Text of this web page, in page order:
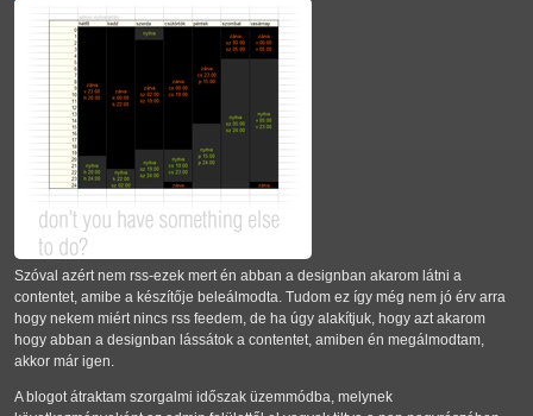
Szóval azért nem rss-ezek mert én abban a designban akarom látni a
contentet, amibe a készítője beleálmodta. Tudom ez így még nem jó érv arra
hogy nekem miért nincs rss feedem, de ha úgy alakítjuk, hogy azt akarom
hogy abban a designban lássátok a contentet, amiben én megálmodtam,
akkor már igen.
A blogot átraktam szorgalmi időszak üzemmódba, melynek